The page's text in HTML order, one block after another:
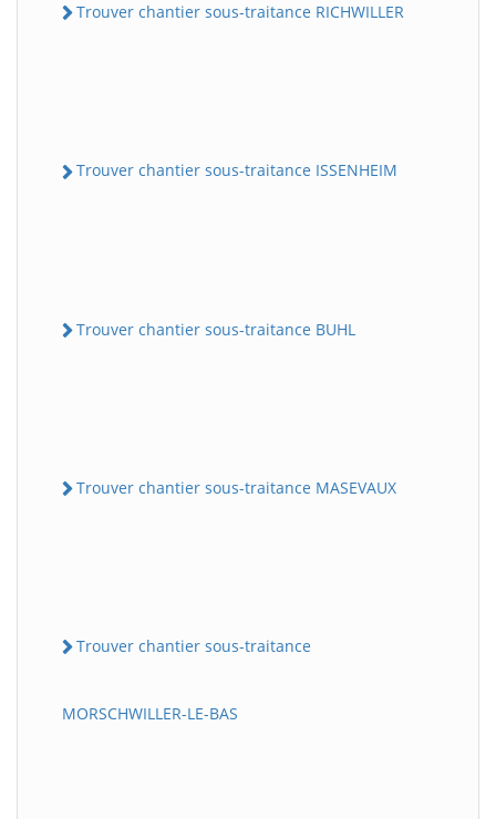
Trouver chantier sous-traitance RICHWILLER
Trouver chantier sous-traitance ISSENHEIM
Trouver chantier sous-traitance BUHL
Trouver chantier sous-traitance MASEVAUX
Trouver chantier sous-traitance
MORSCHWILLER-LE-BAS